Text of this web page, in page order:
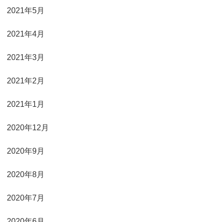
2021年5月
2021年4月
2021年3月
2021年2月
2021年1月
2020年12月
2020年9月
2020年8月
2020年7月